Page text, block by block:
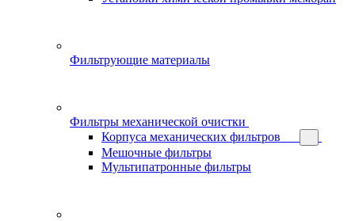
Фильтрующие материалы
Фильтры механической очистки
Корпуса механических фильтров
Мешочные фильтры
Мультипатронные фильтры